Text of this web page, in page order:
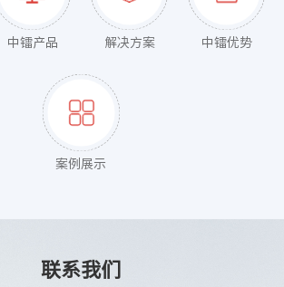
中镭产品 解决方案 中镭优势
案例展示
联系我们